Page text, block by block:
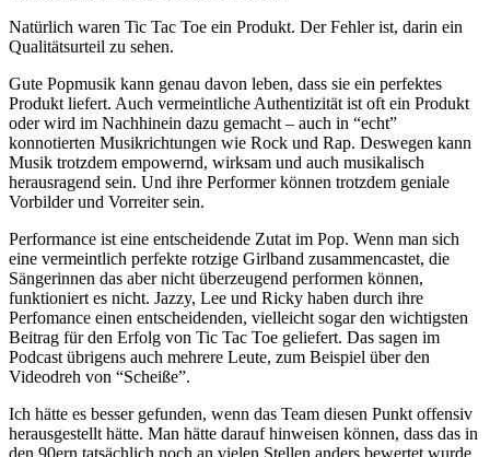
Natürlich waren Tic Tac Toe ein Produkt. Der Fehler ist, darin ein
Qualitätsurteil zu sehen.
Gute Popmusik kann genau davon leben, dass sie ein perfektes
Produkt liefert. Auch vermeintliche Authentizität ist oft ein Produkt
oder wird im Nachhinein dazu gemacht – auch in “echt”
konnotierten Musikrichtungen wie Rock und Rap. Deswegen kann
Musik trotzdem empowernd, wirksam und auch musikalisch
herausragend sein. Und ihre Performer können trotzdem geniale
Vorbilder und Vorreiter sein.
Performance ist eine entscheidende Zutat im Pop. Wenn man sich
eine vermeintlich perfekte rotzige Girlband zusammencastet, die
Sängerinnen das aber nicht überzeugend performen können,
funktioniert es nicht. Jazzy, Lee und Ricky haben durch ihre
Perfomance einen entscheidenden, vielleicht sogar den wichtigsten
Beitrag für den Erfolg von Tic Tac Toe geliefert. Das sagen im
Podcast übrigens auch mehrere Leute, zum Beispiel über den
Videodreh von “Scheiße”.
Ich hätte es besser gefunden, wenn das Team diesen Punkt offensiv
herausgestellt hätte. Man hätte darauf hinweisen können, dass das in
den 90ern tatsächlich noch an vielen Stellen anders bewertet wurde,